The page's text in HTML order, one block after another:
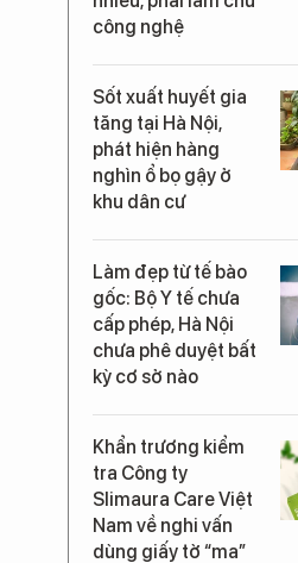
công nghệ
Sốt xuất huyết gia
tăng tại Hà Nội,
phát hiện hàng
nghìn ổ bọ gậy ở
khu dân cư
Làm đẹp từ tế bào
gốc: Bộ Y tế chưa
cấp phép, Hà Nội
chưa phê duyệt bất
kỳ cơ sở nào
Khẩn trương kiểm
tra Công ty
Slimaura Care Việt
Nam về nghi vấn
dùng giấy tờ “ma”